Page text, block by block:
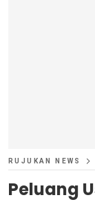
RUJUKAN NEWS
Peluang